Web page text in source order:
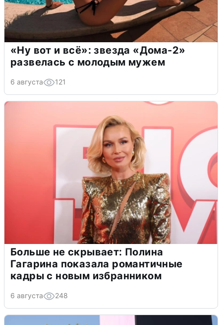
«Ну вот и всё»: звезда «Дома-2»
развелась с молодым мужем
6 августа 121
Больше не скрывает: Полина
Гагарина показала романтичные
кадры с новым избранником
6 августа 248